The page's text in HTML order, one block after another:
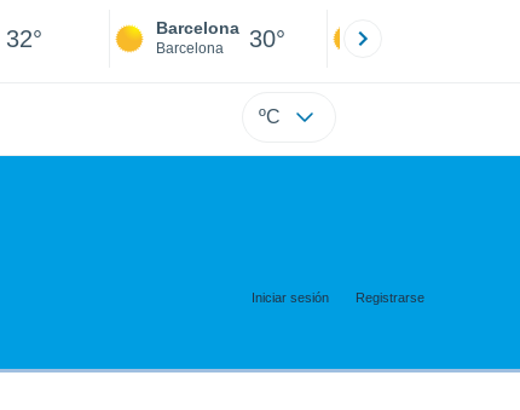
32° Barcelona
Barcelona 30°
ºC
Iniciar sesión Registrarse